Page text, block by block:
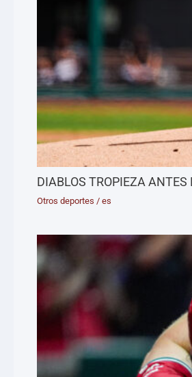
DIABLOS TROPIEZA ANTES
Otros deportes /es